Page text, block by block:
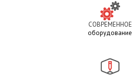
СОВРЕМЕННОЕ
оборудование